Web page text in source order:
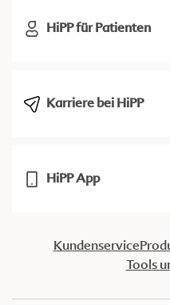
HiPP für Patienten
Karriere bei HiPP
HiPP App
Kundenservice
Tools